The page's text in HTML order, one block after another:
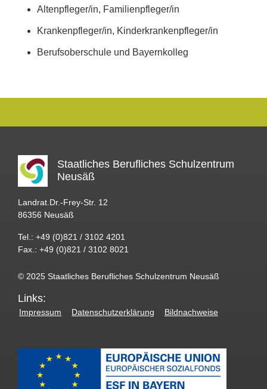
Altenpfleger/in, Familienpfleger/in
Krankenpfleger/in, Kinderkrankenpfleger/in
Berufsoberschule und Bayernkolleg
Staatliches Berufliches Schulzentrum
Neusäß
Landrat.Dr.-Frey-Str. 12
86356 Neusäß
Tel.: +49 (0)821 / 3102 4201
Fax.: +49 (0)821 / 3102 8021
© 2025 Staatliches Berufliches Schulzentrum Neusäß
Links:
Impressum Datenschutzerklärung Bildnachweise